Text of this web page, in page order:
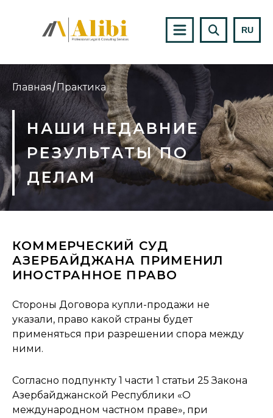
RU
Главная/Практика
НАШИ НЕДАВНИЕ
РЕЗУЛЬТАТЫ ПО
ДЕЛАМ
КОММЕРЧЕСКИЙ СУД
АЗЕРБАЙДЖАНА ПРИМЕНИЛ
ИНОСТРАННОЕ ПРАВО
Стороны Договора купли-продажи не
указали, право какой страны будет
применяться при разрешении спора между
ними.
Согласно подпункту 1 части 1 статьи 25 Закона
Азербайджанской Республики «О
международном частном праве», при